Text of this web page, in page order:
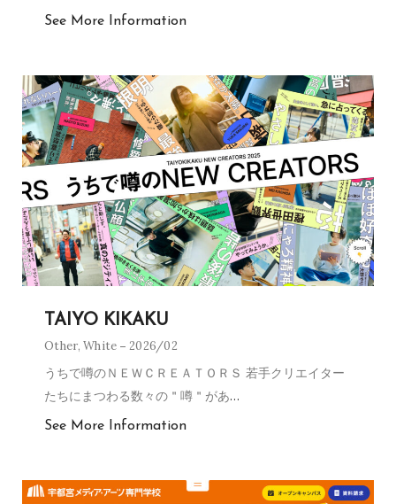
See More Information
TAIYO KIKAKU
Other,White 2026/02
うちで噂のＮＥＷＣＲＥＡＴＯＲＳ 若手クリエイター
たちにまつわる数々の＂噂＂があ…
See More Information